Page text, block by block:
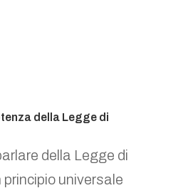
della Legge di
della Legge di
universale